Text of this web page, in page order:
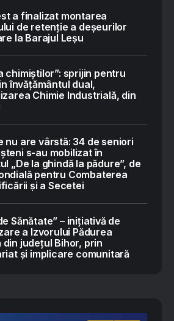
a finalizat montarea
de retenție a deșeurilor
la Barajul Leșu
chimiștilor”: sprijin pentru
învățământul dual,
Chimie Industrială, din
nu are vârstă: 34 de seniori
s-au mobilizat în
„De la ghindă la pădure”, de
pentru Combaterea
și a Secetei
Sănătate” – inițiativă de
a Izvorului Pădurea
din județul Bihor, prin
și implicare comunitară